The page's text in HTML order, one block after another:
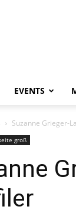
EVENTS
Suzanne Grieger-
groß